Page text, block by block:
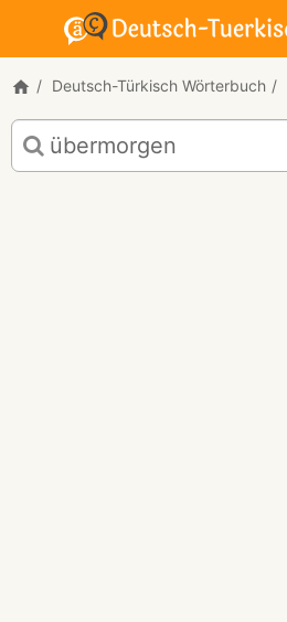
Deutsch-Türkisch Wörterbuch
Deutsch-
Türkisch
Übersetzung